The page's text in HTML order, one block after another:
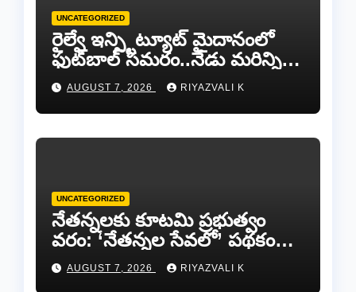
UNCATEGORIZED
రైల్వే ఇన్స్టిట్యూట్ మైదానంలో
ఫుట్‌బాల్ సమరం..నేడు మరిన్ని
జట్లు సిద్ధం!.
AUGUST 7, 2026 RIYAZVALI K
UNCATEGORIZED
​నేతన్నలకు కూటమి ప్రభుత్వం
వరం: ‘నేతన్నల సేవలో’ పథకం
ద్వారా ఏటా ₹25,000 ఆర్థిక
సాయం!
AUGUST 7, 2026 RIYAZVALI K